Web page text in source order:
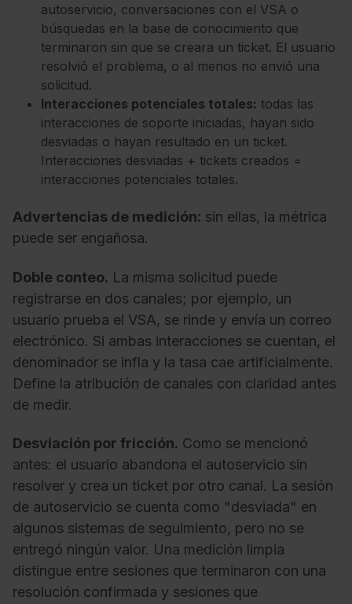
autoservicio, conversaciones con el VSA o
búsquedas en la base de conocimiento que
terminaron sin que se creara un ticket. El usuario
resolvió el problema, o al menos no envió una
solicitud.
Interacciones potenciales totales: todas las
interacciones de soporte iniciadas, hayan sido
desviadas o hayan resultado en un ticket.
Interacciones desviadas + tickets creados =
interacciones potenciales totales.
Advertencias de medición: sin ellas, la métrica
puede ser engañosa.
Doble conteo. La misma solicitud puede
registrarse en dos canales; por ejemplo, un
usuario prueba el VSA, se rinde y envía un correo
electrónico. Si ambas interacciones se cuentan, el
denominador se infla y la tasa cae artificialmente.
Define la atribución de canales con claridad antes
de medir.
Desviación por fricción. Como se mencionó
antes: el usuario abandona el autoservicio sin
resolver y crea un ticket por otro canal. La sesión
de autoservicio se cuenta como "desviada" en
algunos sistemas de seguimiento, pero no se
entregó ningún valor. Una medición limpia
distingue entre sesiones que terminaron con una
resolución confirmada y sesiones que